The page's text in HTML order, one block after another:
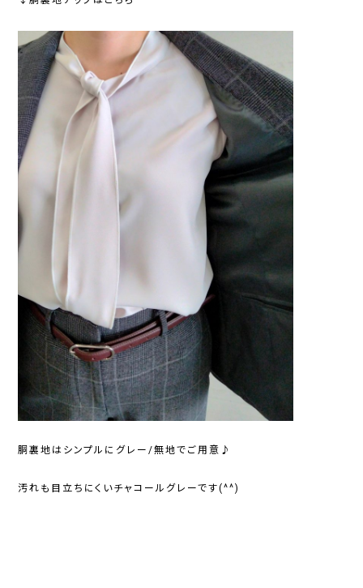
胴裏地はシンプルにグレー/無地でご用意♪
汚れも目立ちにくいチャコールグレーです(^^)